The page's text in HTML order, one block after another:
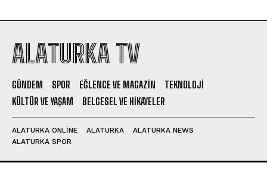
ALATURKA TV
GÜNDEM SPOR EĞLENCE VE MAGAZIN
TEKNOLOJI
KÜLTÜR VE YAŞAM
BELGESEL VE HIKAYELER
ALATURKA ONLINE ALATURKA
ALATURKA NEWS
ALATURKA SPOR